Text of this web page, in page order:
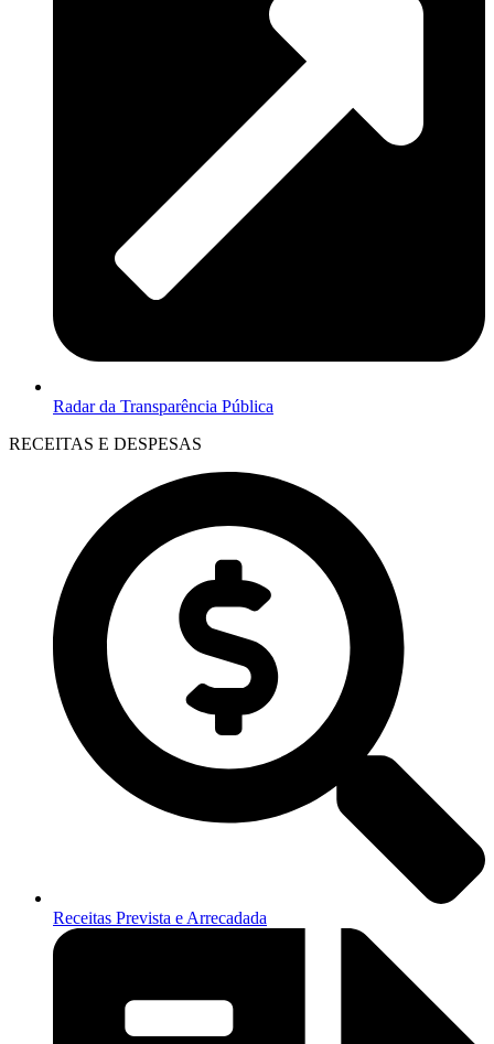
Radar da Transparência Pública
RECEITAS E DESPESAS
Receitas Prevista e Arrecadada